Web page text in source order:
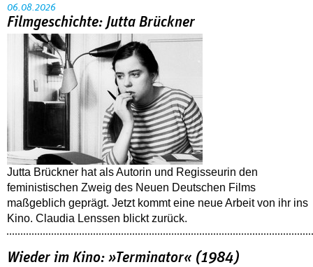
06.08.2026
Filmgeschichte: Jutta Brückner
Jutta Brückner hat als Autorin und Regisseurin den
feministischen Zweig des Neuen Deutschen Films
maßgeblich geprägt. Jetzt kommt eine neue Arbeit von ihr ins
Kino. Claudia Lenssen blickt zurück.
Wieder im Kino: »Terminator« (1984)